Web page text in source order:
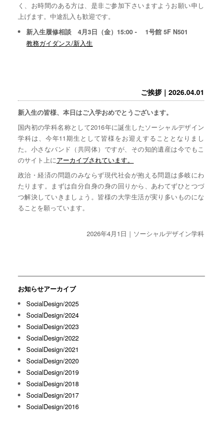
く、お時間のある方は、是非ご参加下さいますようお願い申し
上げます。中途乱入も歓迎です。
新入生履修相談 4月3日（金）15:00 - 1号館 5F N501
教務ガイダンス/新入生
ご挨拶｜2026.04.01
新入生の皆様、本日はご入学おめでとうございます。
国内初の学科名称として2016年に誕生したソーシャルデザイン
学科は、今年11期生として皆様をお迎えすることとなりまし
た。小さなバンド（共同体）ですが、その知的遺産は今でもこ
のサイト上にアーカイブされています。
政治・経済の問題のみならず現代社会が抱える問題は多岐にわ
たります。まずは自分自身の身の回りから、あわてずひとつづ
つ解決していきましょう。皆様の大学生活が実り多いものにな
ることを願っています。
2026年4月1日｜ソーシャルデザイン学科
お知らせアーカイブ
SocialDesign/2025
SocialDesign/2024
SocialDesign/2023
SocialDesign/2022
SocialDesign/2021
SocialDesign/2020
SocialDesign/2019
SocialDesign/2018
SocialDesign/2017
SocialDesign/2016